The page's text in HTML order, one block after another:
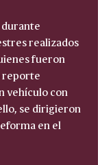
realizados
fueron
reporte
vehículo con
se dirigieron
en el